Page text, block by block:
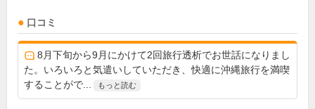
口コミ
8月下旬から9月にかけて2回旅行透析でお世話になりまし
た。いろいろと気遣いしていただき、快適に沖縄旅行を満喫
することがで...
もっと読む